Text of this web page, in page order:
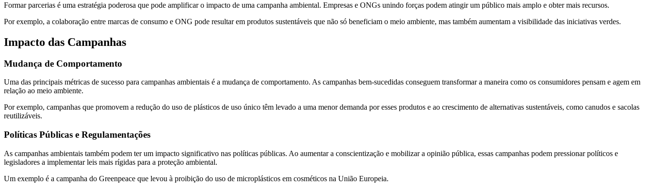
Formar parcerias é uma estratégia poderosa que pode amplificar o impacto de uma campanha ambiental. Empresas e ONGs unindo forças podem atingir um público mais amplo e obter mais recursos.
Por exemplo, a colaboração entre marcas de consumo e ONG pode resultar em produtos sustentáveis que não só beneficiam o meio ambiente, mas também aumentam a visibilidade das iniciativas verdes.
Impacto das Campanhas
Mudança de Comportamento
Uma das principais métricas de sucesso para campanhas ambientais é a mudança de comportamento. As campanhas bem-sucedidas conseguem transformar a maneira como os consumidores pensam e agem em
relação ao meio ambiente.
Por exemplo, campanhas que promovem a redução do uso de plásticos de uso único têm levado a uma menor demanda por esses produtos e ao crescimento de alternativas sustentáveis, como canudos e sacolas
reutilizáveis.
Políticas Públicas e Regulamentações
As campanhas ambientais também podem ter um impacto significativo nas políticas públicas. Ao aumentar a conscientização e mobilizar a opinião pública, essas campanhas podem pressionar políticos e
legisladores a implementar leis mais rígidas para a proteção ambiental.
Um exemplo é a campanha do Greenpeace que levou à proibição do uso de microplásticos em cosméticos na União Europeia.